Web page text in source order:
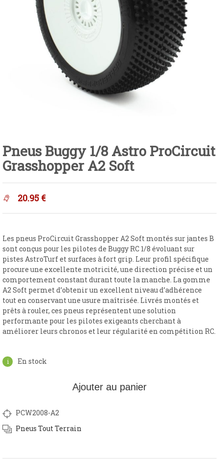
Pneus Buggy 1/8 Astro ProCircuit
Grasshopper A2 Soft
20.95 €
Les pneus ProCircuit Grasshopper A2 Soft montés sur jantes B
sont conçus pour les pilotes de Buggy RC 1/8 évoluant sur
pistes AstroTurf et surfaces à fort grip. Leur profil spécifique
procure une excellente motricité, une direction précise et un
comportement constant durant toute la manche. La gomme
A2 Soft permet d’obtenir un excellent niveau d’adhérence
tout en conservant une usure maîtrisée. Livrés montés et
prêts à rouler, ces pneus représentent une solution
performante pour les pilotes exigeants cherchant à
améliorer leurs chronos et leur régularité en compétition RC.
En stock
Ajouter au panier
PCW2008-A2
Pneus Tout Terrain